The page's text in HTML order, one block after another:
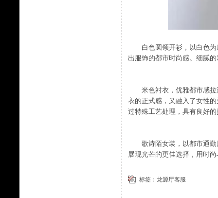
白色圆领开衫，以白色为
出服饰的都市时尚感。细腻
米色衬衣，优雅都市感拉
衣的正式感，又融入了女性
过特殊工艺处理，具有良好
歌诗陌女装，以都市通勤
展现光芒的更佳选择，用时
标签： 龙源厅客服